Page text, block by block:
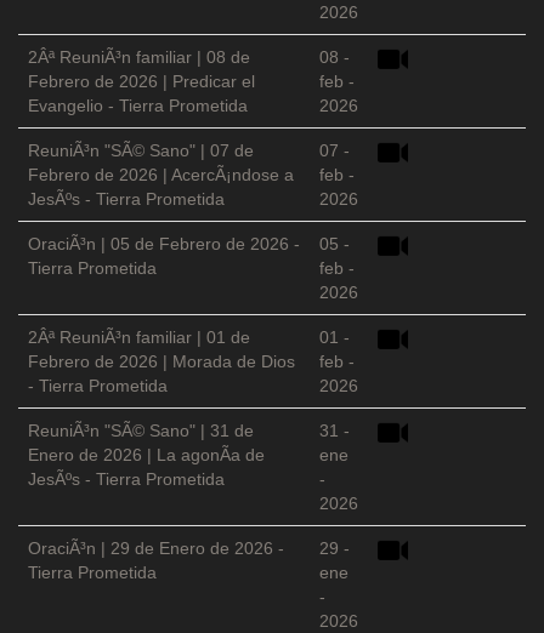
2026
2Âª ReuniÃ³n familiar | 08 de
Febrero de 2026 | Predicar el
Evangelio - Tierra Prometida
08 -
feb -
2026
ReuniÃ³n "SÃ© Sano" | 07 de
Febrero de 2026 | AcercÃ¡ndose a
JesÃºs - Tierra Prometida
07 -
feb -
2026
OraciÃ³n | 05 de Febrero de 2026 -
Tierra Prometida
05 -
feb -
2026
2Âª ReuniÃ³n familiar | 01 de
Febrero de 2026 | Morada de Dios
- Tierra Prometida
01 -
feb -
2026
ReuniÃ³n "SÃ© Sano" | 31 de
Enero de 2026 | La agonÃ­a de
JesÃºs - Tierra Prometida
31 -
ene
-
2026
OraciÃ³n | 29 de Enero de 2026 -
Tierra Prometida
29 -
ene
-
2026